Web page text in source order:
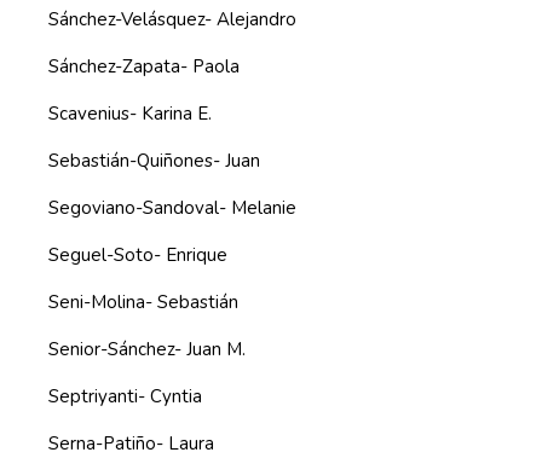
Sánchez-Velásquez- Alejandro
Sánchez-Zapata- Paola
Scavenius- Karina E.
Sebastián-Quiñones- Juan
Segoviano-Sandoval- Melanie
Seguel-Soto- Enrique
Seni-Molina- Sebastián
Senior-Sánchez- Juan M.
Septriyanti- Cyntia
Serna-Patiño- Laura